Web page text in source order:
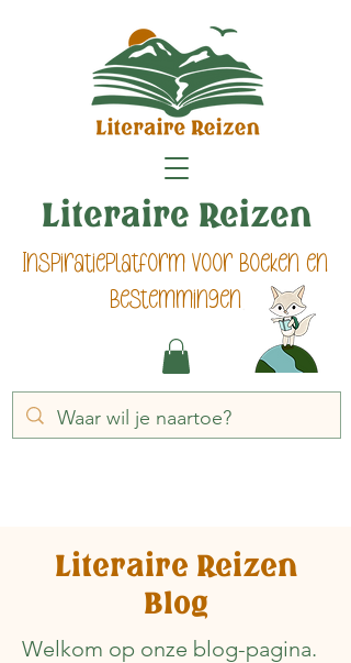
Inspiratieplatform voor boeken en
bestemmingen
Literaire Reizen
Literaire Reizen
Blog
Welkom op onze blog-pagina.